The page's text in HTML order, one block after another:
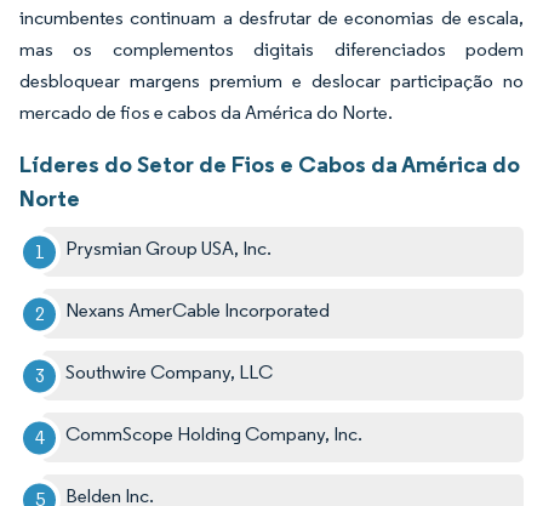
incumbentes continuam a desfrutar de economias de escala,
mas os complementos digitais diferenciados podem
desbloquear margens premium e deslocar participação no
mercado de fios e cabos da América do Norte.
Líderes do Setor de Fios e Cabos da América do
Norte
Prysmian Group USA, Inc.
Nexans AmerCable Incorporated
Southwire Company, LLC
CommScope Holding Company, Inc.
Belden Inc.